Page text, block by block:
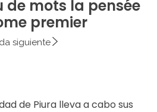
de mots la pensée
premier
siguiente
de Piura lleva a cabo sus